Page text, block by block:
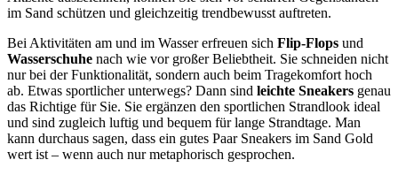
im Sand schützen und gleichzeitig trendbewusst auftreten.
Bei Aktivitäten am und im Wasser erfreuen sich Flip-Flops und
Wasserschuhe nach wie vor großer Beliebtheit. Sie schneiden nicht
nur bei der Funktionalität, sondern auch beim Tragekomfort hoch
ab. Etwas sportlicher unterwegs? Dann sind leichte Sneakers genau
das Richtige für Sie. Sie ergänzen den sportlichen Strandlook ideal
und sind zugleich luftig und bequem für lange Strandtage. Man
kann durchaus sagen, dass ein gutes Paar Sneakers im Sand Gold
wert ist – wenn auch nur metaphorisch gesprochen.